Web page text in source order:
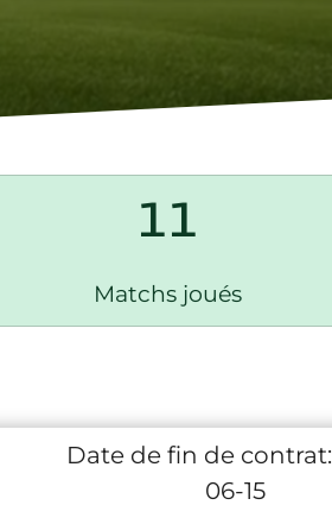
11
Matchs joués
Date de fin de contrat:
06-15